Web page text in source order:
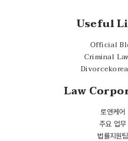
Useful
Official
Criminal
Law
로앤케어
주요 업무
법률지원팀